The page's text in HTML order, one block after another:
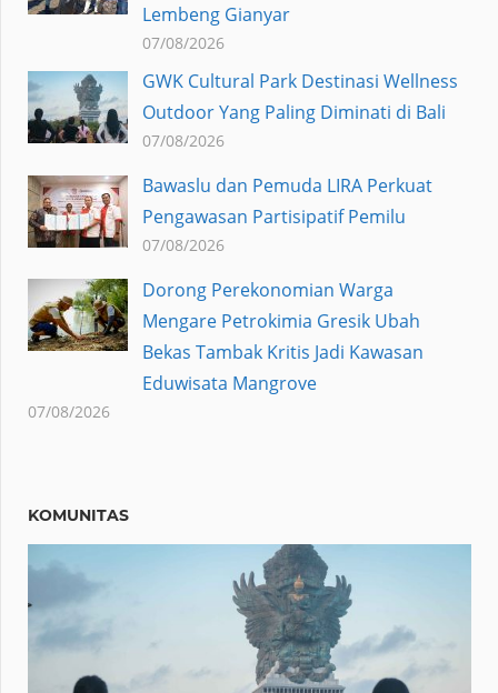
Lembeng Gianyar
07/08/2026
GWK Cultural Park Destinasi Wellness
Outdoor Yang Paling Diminati di Bali
07/08/2026
Bawaslu dan Pemuda LIRA Perkuat
Pengawasan Partisipatif Pemilu
07/08/2026
Dorong Perekonomian Warga
Mengare Petrokimia Gresik Ubah
Bekas Tambak Kritis Jadi Kawasan
Eduwisata Mangrove
07/08/2026
KOMUNITAS